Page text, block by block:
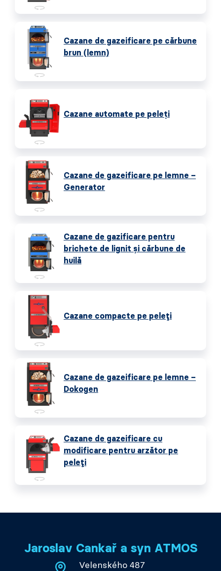
Cazane de gazeificare pe cărbune
brun (lemn)
Cazane automate pe peleţi
Cazane de gazeificare pe lemne –
Generator
Cazane de gazificare pentru
brichete de lignit și cărbune de
huilă
Cazane compacte pe peleți
Cazane de gazeificare pe lemne –
Dokogen
Cazane de gazeificare cu
modificare pentru arzător pe
peleți
Jaroslav Cankař a syn ATMOS
Velenského 487